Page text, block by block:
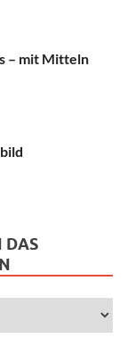
– mit Mitteln
DAS